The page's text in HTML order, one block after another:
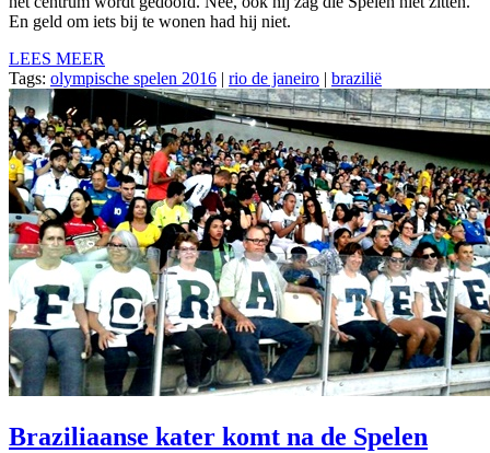
En geld om iets bij te wonen had hij niet.
LEES MEER
Tags: olympische spelen 2016 rio de janeiro brazilië
Braziliaanse kater komt na de Spelen